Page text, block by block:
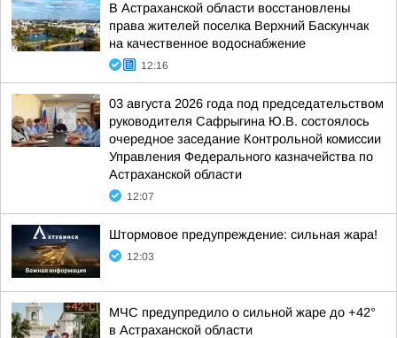
В Астраханской области восстановлены
права жителей поселка Верхний Баскунчак
на качественное водоснабжение
12:16
03 августа 2026 года под председательством
руководителя Сафрыгина Ю.В. состоялось
очередное заседание Контрольной комиссии
Управления Федерального казначейства по
Астраханской области
12:07
Штормовое предупреждение: сильная жара!
12:03
МЧС предупредило о сильной жаре до +42°
в Астраханской области